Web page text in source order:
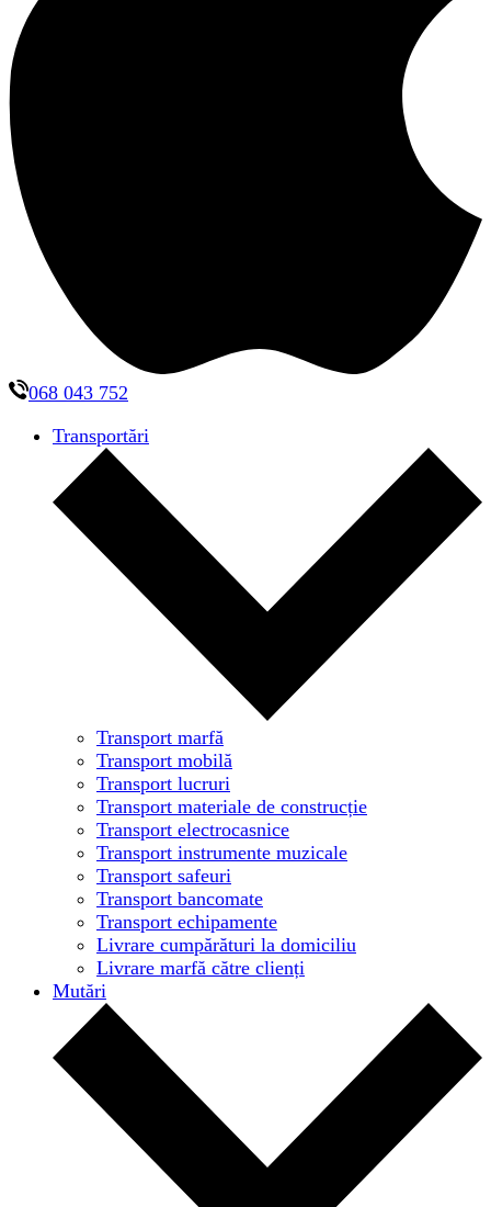
068 043 752
Transportări
Transport marfă
Transport mobilă
Transport lucruri
Transport materiale de construcție
Transport electrocasnice
Transport instrumente muzicale
Transport safeuri
Transport bancomate
Transport echipamente
Livrare cumpărături la domiciliu
Livrare marfă către clienți
Mutări